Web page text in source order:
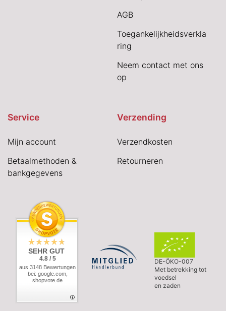
AGB
Toegankelijkheidsverkla
ring
Neem contact met ons
op
Service
Mijn account
Betaalmethoden &
bankgegevens
Verzending
Verzendkosten
Retourneren
SEHR GUT
4.8 / 5
aus 3148 Bewertungen
bei: google.com,
shopvote.de
DE-ÖKO-007
Met betrekking tot
voedsel
en zaden